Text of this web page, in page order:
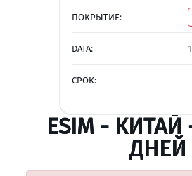
ПОКРЫТИЕ:
DATA:
СРОК:
ESIM - КИТАЙ
ДНЕЙ